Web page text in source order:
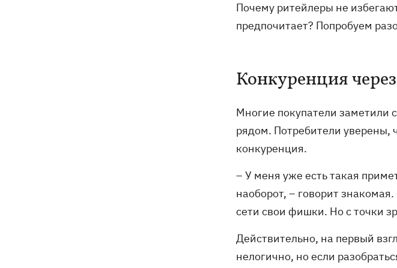
Почему ритейлеры не
предпочитает? Попробуем
Конкуренция
Многие покупатели заметили
рядом. Потребители уверены,
конкуренция.
– У меня уже есть такая
наоборот, – говорит
сети свои фишки. Но с точки
Действительно, на первый
нелогично, но если